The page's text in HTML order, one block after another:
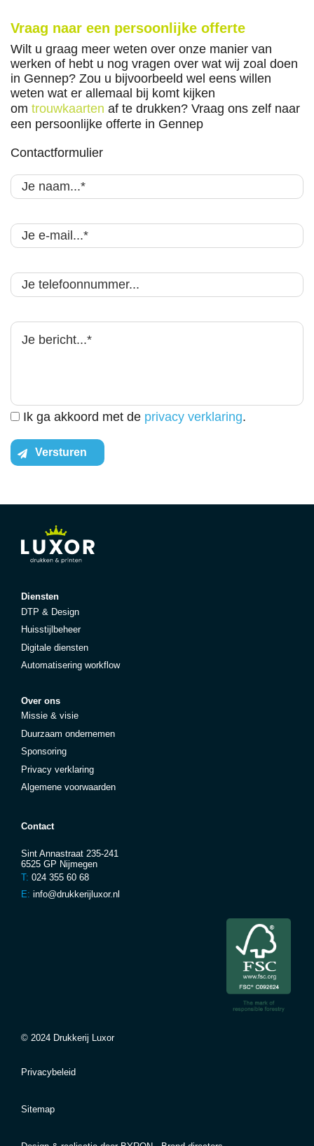
Vraag naar een persoonlijke offerte
Wilt u graag meer weten over onze manier van
werken of hebt u nog vragen over wat wij zoal doen
in Gennep? Zou u bijvoorbeeld wel eens willen
weten wat er allemaal bij komt kijken
om trouwkaarten af te drukken? Vraag ons zelf naar
een persoonlijke offerte in Gennep
Contactformulier
Ik ga akkoord met de privacy verklaring.
Versturen
Diensten
DTP & Design
Huisstijlbeheer
Digitale diensten
Automatisering workflow
Over ons
Missie & visie
Duurzaam ondernemen
Sponsoring
Privacy verklaring
Algemene voorwaarden
Contact
Sint Annastraat 235-241
6525 GP Nijmegen
T: 024 355 60 68
E: info@drukkerijluxor.nl
© 2024 Drukkerij Luxor
Privacybeleid
Sitemap